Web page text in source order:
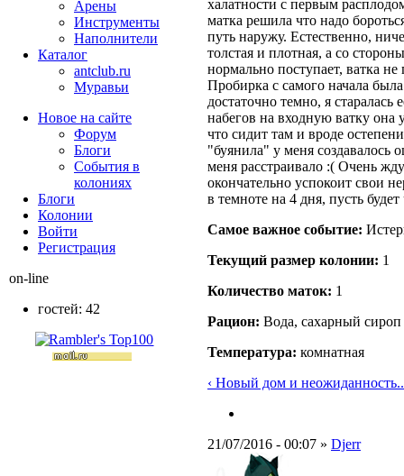
халатности с первым
матка решила что надо
путь наружу. Естественно,
толстая и плотная, а со
нормально поступает, ватка
Пробирка с самого начала
достаточно темно, я
набегов на входную ватку она
что сидит там и вроде
"буянила" у меня создавалось
меня расстраивало :( Очень
окончательно успокоит свои
в темноте на 4 дня, пусть будет
Самое важное событие:
Текущий размер кoлонии: 1
Количество маток: 1
Рацион: Вода, сахарный сироп
Температура: комнатная
‹ Новый дом и
21/07/2016 - 00:07 » Djerr
Арены
Инструменты
Наполнители
Каталог
antclub.ru
Муравьи
Новое на сайте
Форум
Блоги
События в
колониях
Блоги
Колонии
Войти
Peгиcтpaция
on-line
гостей: 42